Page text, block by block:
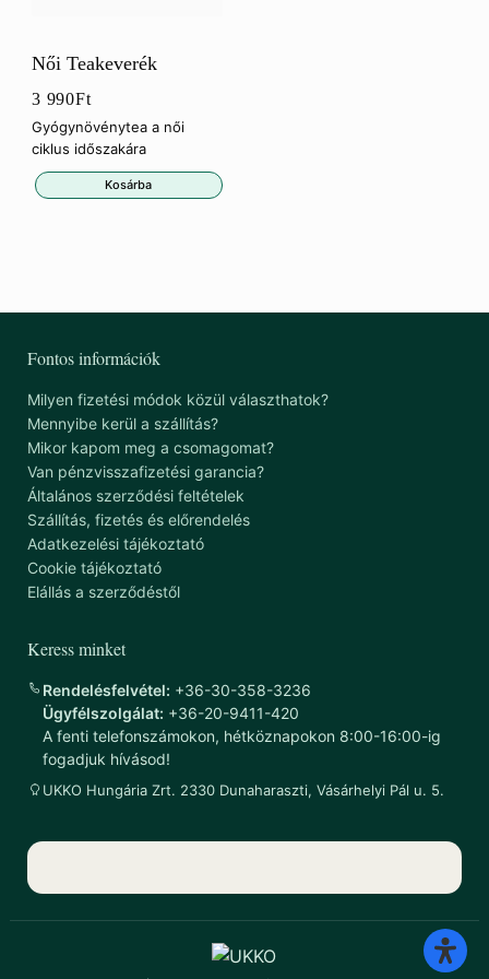
Női Teakeverék
3 990Ft
Gyógynövénytea a női
ciklus időszakára
Kosárba
Fontos információk
Milyen fizetési módok közül választhatok?
Mennyibe kerül a szállítás?
Mikor kapom meg a csomagomat?
Van pénzvisszafizetési garancia?
Általános szerződési feltételek
Szállítás, fizetés és előrendelés
Adatkezelési tájékoztató
Cookie tájékoztató
Elállás a szerződéstől
Keress minket
Rendelésfelvétel: +36-30-358-3236
Ügyfélszolgálat: +36-20-9411-420
A fenti telefonszámokon, hétköznapokon 8:00-16:00-ig
fogadjuk hívásod!
UKKO Hungária Zrt. 2330 Dunaharaszti, Vásárhelyi Pál u. 5.